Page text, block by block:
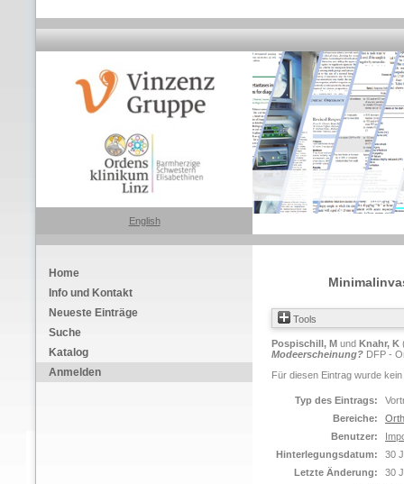
English
Home
Info und Kontakt
Neueste Einträge
Suche
Katalog
Anmelden
Tools
Pospischill, M und Knahr, K
Modeerscheinung? DFP -
Für diesen Eintrag wurde
Typ des Eintrags:
Bereiche:
Benutzer:
Hinterlegungsdatum:
30
Letzte Änderung:
30